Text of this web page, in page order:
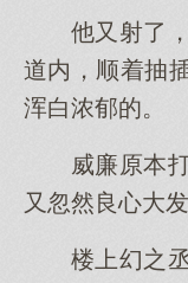
他又射了
道内，顺着抽
浑白浓郁的。
威廉原本
又忽然良心大
楼上幻之